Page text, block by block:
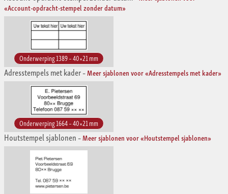
«Account-opdracht-stempel zonder datum»
Onderwerping 1389 – 40×21 mm
Adresstempels met kader–Meer sjablonen voor «Adresstempels met kader»
Onderwerping 1664 – 40×21 mm
Houtstempel sjablonen –Meer sjablonen voor «Houtstempel sjablonen»